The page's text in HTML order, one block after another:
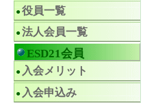
役員一覧
法人会員一覧
ESD21会員
入会メリット
入会申込み